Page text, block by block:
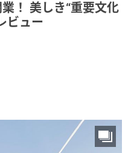
！ 美しき“重要文化
ビュー